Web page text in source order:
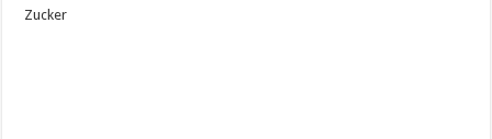
Zucker